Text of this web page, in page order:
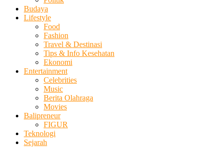
Budaya
Lifestyle
Food
Fashion
Travel & Destinasi
Tips & Info Kesehatan
Ekonomi
Entertainment
Celebrities
Music
Berita Olahraga
Movies
Balipreneur
FIGUR
Teknologi
Sejarah